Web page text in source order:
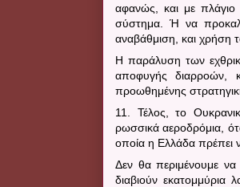
αφανώς, και με πλάγιο
σύστημα. Ή να
αναβάθμιση, και χρήση
Η παράλυση των
αποφυγής διαρροών,
προωθημένης
11. Τέλος, το
ρωσσικά αεροδρόμια,
οποία η Ελλάδα πρέπει
Δεν θα περιμένουμε
διαβιούν